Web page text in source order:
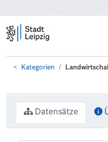
Kategorien
Datensätze